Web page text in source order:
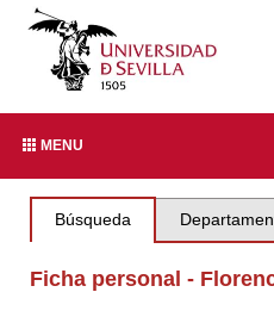
MENU
Búsqueda
Ficha personal -